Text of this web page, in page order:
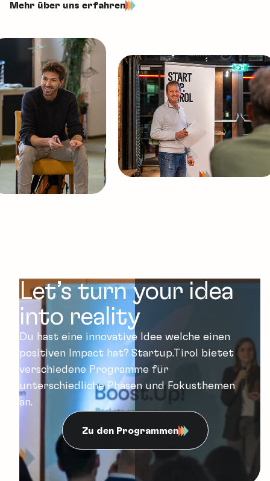
Mehr über uns erfahren
Let’s turn your idea
into reality
Du hast eine innovative Idee welche einen
positiven Impact hat? Startup.Tirol bietet
verschiedene Programme für
unterschiedliche Phasen und Fokusthemen
an.
Zu den Programmen